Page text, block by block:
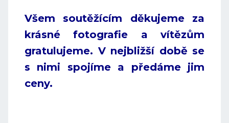
Všem soutěžícím děkujeme za
krásné fotografie a vítězům
gratulujeme. V nejbližší době se
s nimi spojíme a předáme jim
ceny.